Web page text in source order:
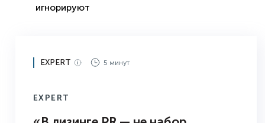
игнорируют
EXPERT 5 минут
EXPERT